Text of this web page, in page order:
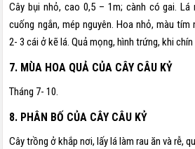
Cây bụi nhỏ, cao 0,5 – 1m; cành có gai.
cuống ngắn, mép nguyên. Hoa nhỏ, màu
2- 3 cái ở kẽ lá. Quả mọng, hình trứng, khi
7. MÙA HOA QUẢ CỦA CÂY CÂU KỶ
Tháng 7- 10.
8. PHÂN BỐ CỦA CÂY CÂU KỶ
Cây trồng ở khắp nơi, lấy lá làm rau ăn và rễ,